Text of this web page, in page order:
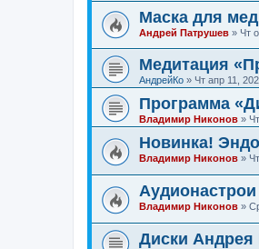
Маска для
Андрей Патрушев » Чт
Медитация
АндрейКо » Чт апр 11,
Программа
Владимир Никонов »
Новинка!
Владимир Никонов »
Владимир Никонов »
Диски Андрея